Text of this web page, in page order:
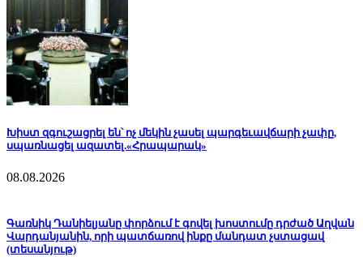
Խիստ զգուշացրել են՝ ոչ մեկին չասել պարգեւավճարի չափը,
սպառնացել ազատել.«Հրապարակ»
08.08.2026
Գառնիկ Դանիելյանը փորձում է գովել խոստումը դրժած Աղվան
Վարդանյանին, որի պատճառով ինքը մանդատ չստացավ
(տեսանյութ)